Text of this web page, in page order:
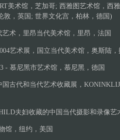
美术馆，芝加哥; 西雅图艺术馆，西
，英国; 世界文化宫，柏林，德国)
术，里昂当代美术馆，里昂，法国
艺术展，国立当代美术馆，奥斯陆，
- 慕尼黑市艺术馆，慕尼黑，德国
古代和当代艺术收藏展，
夫妇收藏的中国当代摄影和录像艺
馆，纽约，美国